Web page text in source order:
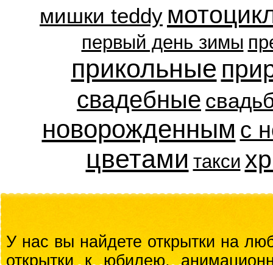
мишки teddy
первый день зимы
прикольные
свадебные
новорожденным с
цветами такси
У нас вы найдете открытки на
открытки к юбилею,